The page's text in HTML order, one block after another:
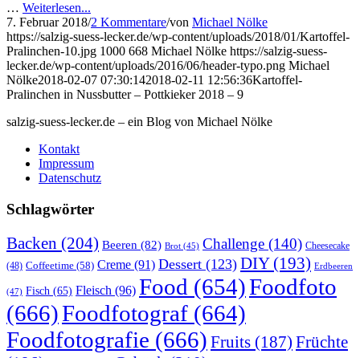
… Weiterlesen...
7. Februar 2018/2 Kommentare/von Michael Nölke
https://salzig-suess-lecker.de/wp-content/uploads/2018/01/Kartoffel-
Pralinchen-10.jpg 1000 668 Michael Nölke https://salzig-suess-
lecker.de/wp-content/uploads/2016/06/header-typo.png Michael
Nölke2018-02-07 07:30:142018-02-11 12:56:36Kartoffel-
Pralinchen in Nussbutter – Pottkieker 2018 – 9
salzig-suess-lecker.de – ein Blog von Michael Nölke
Kontakt
Impressum
Datenschutz
Schlagwörter
Backen (204) Beeren (82) Brot (45) Challenge (140) Cheesecake
(48) Coffeetime (58) Creme (91) Dessert (123) DIY(193) Erdbeeren
(47) Fisch (65) Fleisch (96) Food (654)Foodfoto
(666)Foodfotograf (664)
Foodfotografie (666) Fruits (187) Früchte